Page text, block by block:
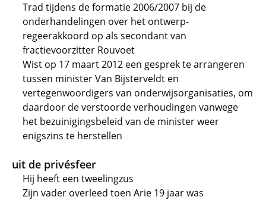
Trad tijdens de formatie 2006/2007 bij de
onderhandelingen over het ontwerp-
regeerakkoord op als secondant van
fractievoorzitter Rouvoet
Wist op 17 maart 2012 een gesprek te arrangeren
tussen minister Van Bijsterveldt en
vertegenwoordigers van onderwijsorganisaties, om
daardoor de verstoorde verhoudingen vanwege
het bezuinigingsbeleid van de minister weer
enigszins te herstellen
uit de privésfeer
Hij heeft een tweelingzus
Zijn vader overleed toen Arie 19 jaar was